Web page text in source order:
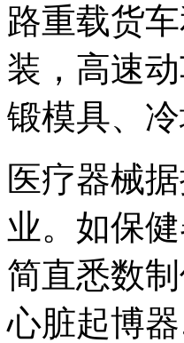
路重载货
装，高速
锻模具、
医疗器械
业。如保
简直悉数
心脏起博